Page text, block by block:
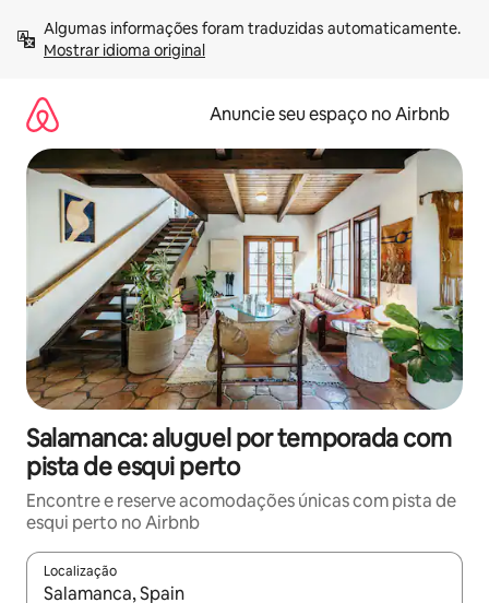
para
Mostrar idioma original
Anuncie seu espaço no Airbnb
Salamanca: aluguel por temporada com
pista de esqui perto
Encontre e reserve acomodações únicas com pista de
esqui perto no Airbnb
Localização
Quando os resultados estiverem disponíveis, explore-os